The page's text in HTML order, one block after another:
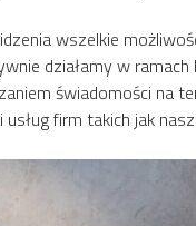
wszelkie
działamy w
świadomości na
firm takich jak